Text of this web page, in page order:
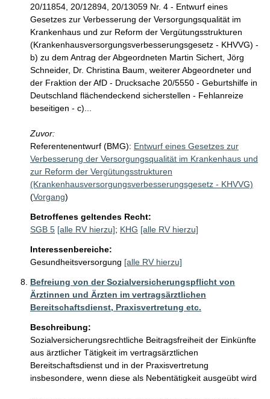
20/11854, 20/12894, 20/13059 Nr. 4 - Entwurf eines
Gesetzes zur Verbesserung der Versorgungsqualität im
Krankenhaus und zur Reform der Vergütungsstrukturen
(Krankenhausversorgungsverbesserungsgesetz - KHVVG) -
b) zu dem Antrag der Abgeordneten Martin Sichert, Jörg
Schneider, Dr. Christina Baum, weiterer Abgeordneter und
der Fraktion der AfD - Drucksache 20/5550 - Geburtshilfe in
Deutschland flächendeckend sicherstellen - Fehlanreize
beseitigen - c)...
Zuvor:
Referentenentwurf (BMG): Entwurf eines Gesetzes zur
Verbesserung der Versorgungsqualität im Krankenhaus und
zur Reform der Vergütungsstrukturen
(Krankenhausversorgungsverbesserungsgesetz - KHVVG)
(Vorgang)
Betroffenes geltendes Recht:
SGB 5 [alle RV hierzu]; KHG [alle RV hierzu]
Interessenbereiche:
Gesundheitsversorgung [alle RV hierzu]
Befreiung von der Sozialversicherungspflicht von
Ärztinnen und Ärzten im vertragsärztlichen
Bereitschaftsdienst, Praxisvertretung etc.
Beschreibung:
Sozialversicherungsrechtliche Beitragsfreiheit der Einkünfte
aus ärztlicher Tätigkeit im vertragsärztlichen
Bereitschaftsdienst und in der Praxisvertretung
insbesondere, wenn diese als Nebentätigkeit ausgeübt wird